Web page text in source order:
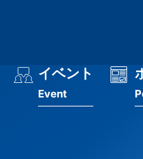
イベント
Event